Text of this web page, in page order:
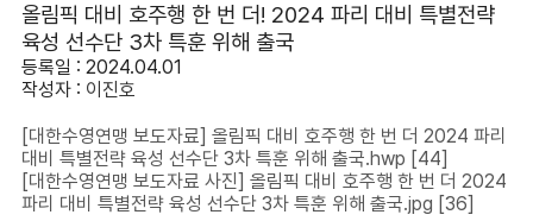
올림픽 대비 호주행 한 번 더! 2024 파리 대비 특별전략
육성 선수단 3차 특훈 위해 출국
등록일 : 2024.04.01
작성자 : 이진호
[대한수영연맹 보도자료] 올림픽 대비 호주행 한 번 더 2024 파리
대비 특별전략 육성 선수단 3차 특훈 위해 출국.hwp [44]
[대한수영연맹 보도자료 사진] 올림픽 대비 호주행 한 번 더 2024
파리 대비 특별전략 육성 선수단 3차 특훈 위해 출국.jpg [36]